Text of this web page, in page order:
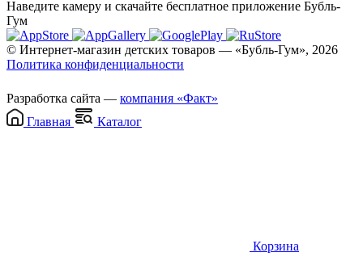
Наведите камеру и скачайте бесплатное приложение Бубль-
Гум
© Интернет-магазин детских товаров — «Бубль-Гум», 2026
Политика конфиденциальности
Разработка сайта — компания «Факт»
Главная
Каталог
Корзина